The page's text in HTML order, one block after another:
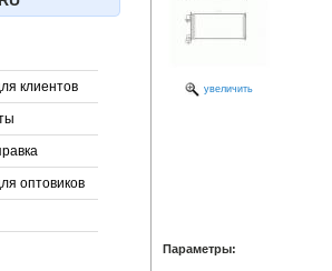
увеличить
Параметры:
клиентов
оптовиков